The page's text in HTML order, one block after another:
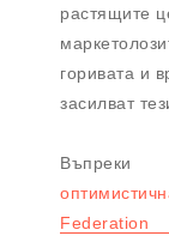
растящите
горивата и
засилват
Въпреки
Federation